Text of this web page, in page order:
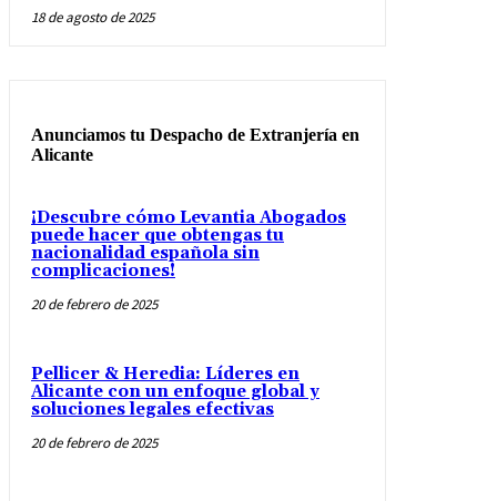
18 de agosto de 2025
Anunciamos tu Despacho de Extranjería en
Alicante
¡Descubre cómo Levantia Abogados
puede hacer que obtengas tu
nacionalidad española sin
complicaciones!
20 de febrero de 2025
Pellicer & Heredia: Líderes en
Alicante con un enfoque global y
soluciones legales efectivas
20 de febrero de 2025